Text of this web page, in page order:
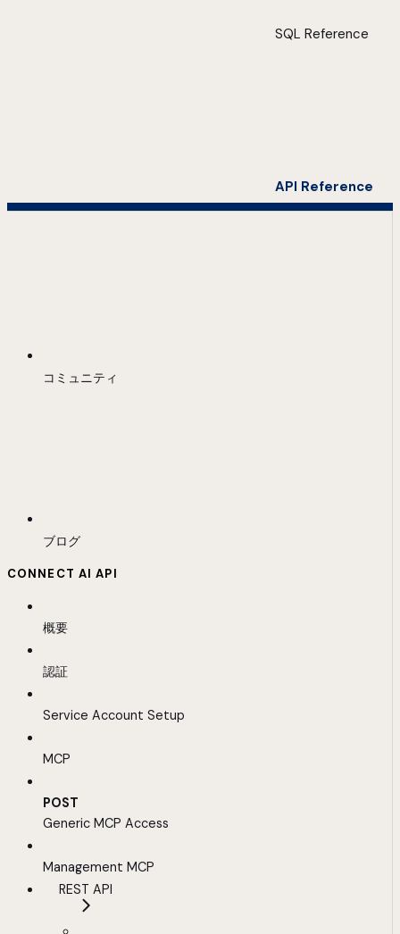
SQL Reference
API Reference
コミュニティ
ブログ
CONNECT AI API
概要
認証
Service Account Setup
MCP
POST
Generic MCP Access
Management MCP
REST API